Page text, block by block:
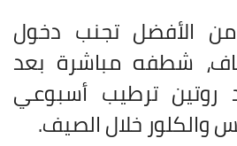
من الأفضل تجنب دخول
شطفه مباشرة بعد
روتين ترطيب أسبوعي
والكلور خلال الصيف.